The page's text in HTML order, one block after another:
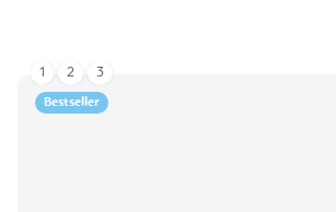
Bestseller
1 2 3